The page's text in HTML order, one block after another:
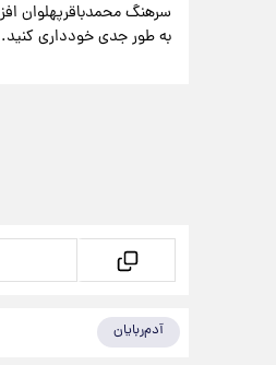
سرهنگ محمدباقرپهلوان
به طور جدی خودداری کنید.
آدم‌ربایان